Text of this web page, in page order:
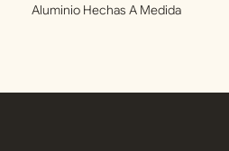
Aluminio Hechas A Medida